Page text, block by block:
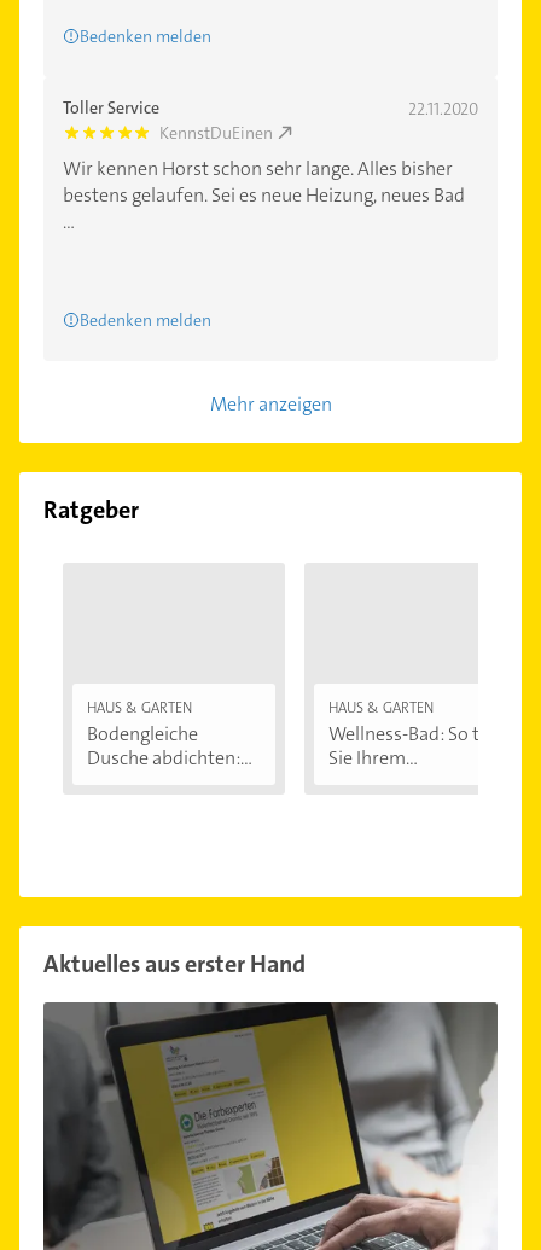
Bedenken melden
Toller Service 22.11.2020
5.0 KennstDuEinen
Wir kennen Horst schon sehr lange. Alles bisher
bestens gelaufen. Sei es neue Heizung, neues Bad
...
Bedenken melden
Mehr anzeigen
Ratgeber
HAUS & GARTEN
Bodengleiche
Dusche abdichten:...
HAUS & GARTEN
Wellness-Bad: So tun
Sie Ihrem...
Aktuelles aus erster Hand